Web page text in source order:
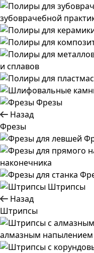
зубоврачебной
и сплавов
Фрезы
Назад
Фрезы
наконечника
Штрипсы
Назад
Штрипсы
алмазным напылением